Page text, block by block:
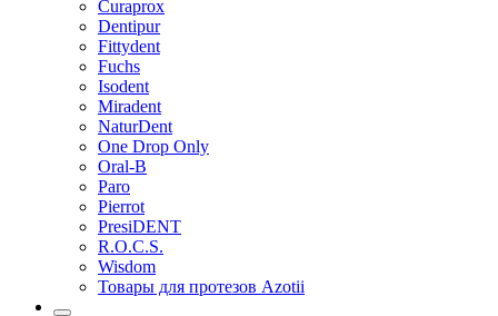
Curaprox
Dentipur
Fittydent
Fuchs
Isodent
Miradent
NaturDent
One Drop Only
Oral-B
Paro
Pierrot
PresiDENT
R.O.C.S.
Wisdom
Товары для протезов Azotii